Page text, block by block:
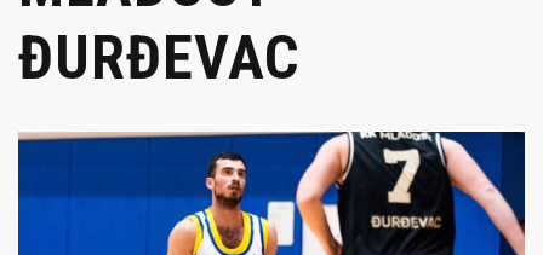
ĐURĐEVAC